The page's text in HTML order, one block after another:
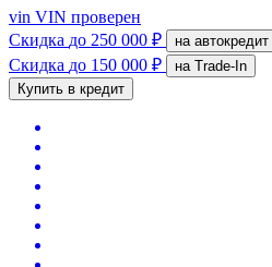
vin VIN проверен
Скидка до 250 000 ₽ на автокредит
Скидка до 150 000 ₽
на Trade-In
Купить в кредит